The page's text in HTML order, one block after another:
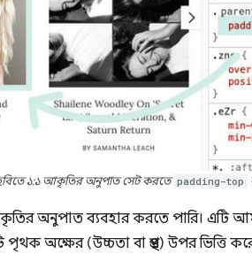
১:১ আকৃতির অনুপাত সেট করতে padding-top
অনুপাত ব্যবহার করতে পারি। এটি
অক্ষের (উচ্চতা বা প্রস্থ) উপর ভিত্তি